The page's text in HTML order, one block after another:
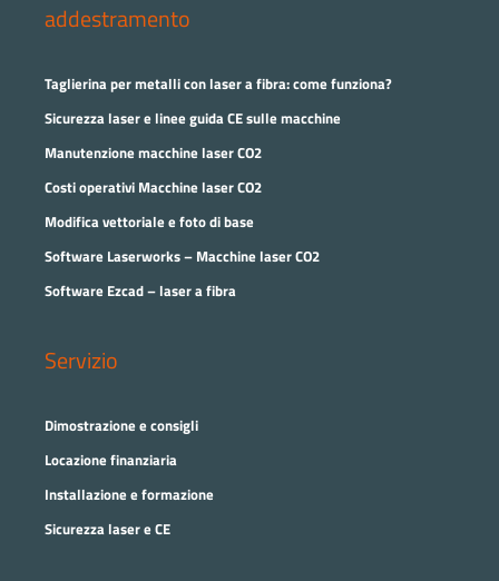
addestramento
Taglierina per metalli con laser a fibra: come funziona?
Sicurezza laser e linee guida CE sulle macchine
Manutenzione macchine laser CO2
Costi operativi Macchine laser CO2
Modifica vettoriale e foto di base
Software Laserworks – Macchine laser CO2
Software Ezcad – laser a fibra
Servizio
Dimostrazione e consigli
Locazione finanziaria
Installazione e formazione
Sicurezza laser e CE